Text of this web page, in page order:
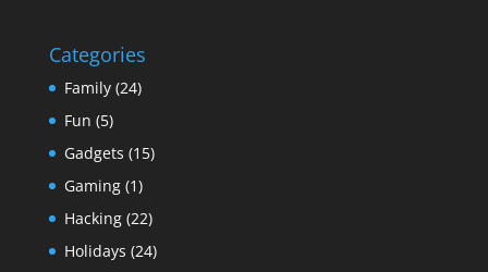
Categories
Family(24)
Fun (5)
Gadgets (15)
Gaming(1)
Hacking(22)
Holidays (24)